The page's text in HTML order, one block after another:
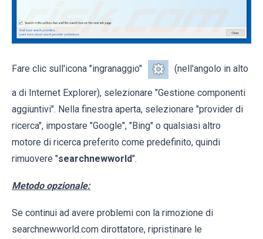
Fare clic sull'icona "ingranaggio" (nell'angolo in alto
a di Internet Explorer), selezionare "Gestione componenti
aggiuntivi". Nella finestra aperta, selezionare "provider di
ricerca", impostare "Google", "Bing" o qualsiasi altro
motore di ricerca preferito come predefinito, quindi
rimuovere "searchnewworld".
Metodo opzionale:
Se continui ad avere problemi con la rimozione di
searchnewworld.com dirottatore, ripristinare le